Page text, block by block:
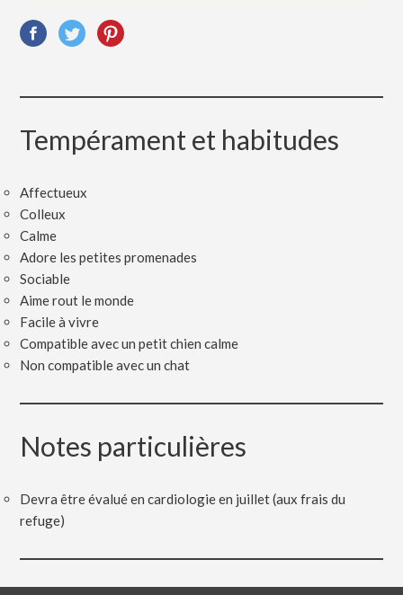
Tempérament et habitudes
Affectueux
Colleux
Calme
Adore les petites promenades
Sociable
Aime rout le monde
Facile à vivre
Compatible avec un petit chien calme
Non compatible avec un chat
Notes particulières
Devra être évalué en cardiologie en juillet (aux frais du
refuge)